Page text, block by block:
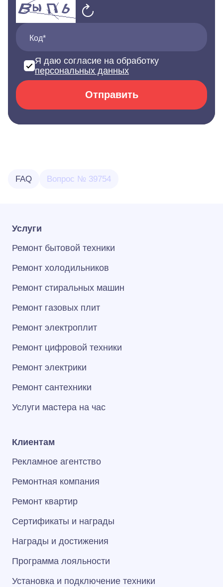
Код*
Я даю согласие на обработку
персональных данных
Отправить
FAQ Вопрос № 39754
Услуги
Ремонт бытовой техники
Ремонт холодильников
Ремонт стиральных машин
Ремонт газовых плит
Ремонт электроплит
Ремонт цифровой техники
Ремонт электрики
Ремонт сантехники
Услуги мастера на час
Клиентам
Рекламное агентство
Ремонтная компания
Ремонт квартир
Сертификаты и награды
Награды и достижения
Программа лояльности
Установка и подключение техники